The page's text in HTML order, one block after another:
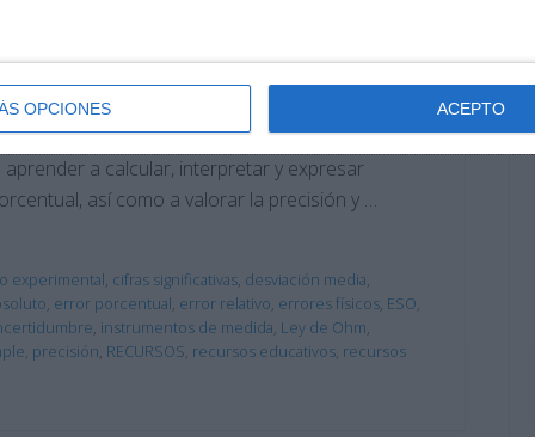
OPCIONES ACEPTO
de Física y Química de 4.º de ESO
experimentales en mediciones físicas. A través
a calcular, interpretar y expresar
así como a valorar la precisión y …
experimental, cifras significativas, desviación media,
, error porcentual, error relativo, errores físicos, ESO,
, instrumentos de medida, Ley de Ohm,
, precisión, RECURSOS, recursos educativos, recursos